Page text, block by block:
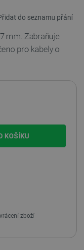
do seznamu přání
mm. Zabraňuje
pro kabely o
KOŠÍKU
zboží